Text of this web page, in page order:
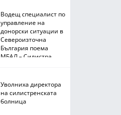
Водещ специалист по
управление на
донорски ситуации в
Североизточна
България поема
МБАЛ – Силистра
Уволниха директора
на силистренската
болница